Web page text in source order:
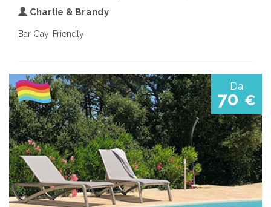
Charlie & Brandy
Bar Gay-Friendly
Da
70 €